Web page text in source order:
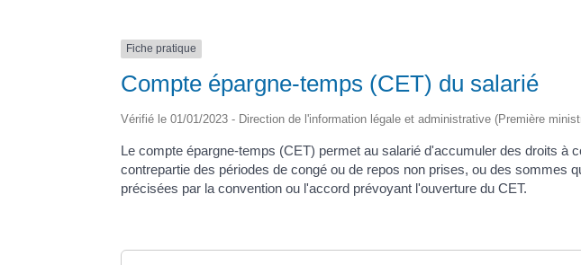
Fiche pratique
Compte épargne-temps (CET) du salarié
Vérifié le 01/01/2023 - Direction de l'information légale et administrative (Première
Le compte épargne-temps (CET) permet au salarié d'accumuler des droits à
contrepartie des périodes de congé ou de repos non prises, ou des sommes
précisées par la convention ou l'accord prévoyant l'ouverture du CET.